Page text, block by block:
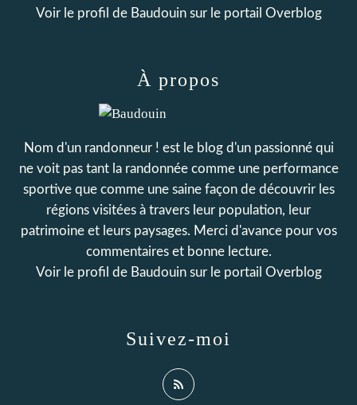
Voir le profil de Baudouinsur le portail Overblog
Suivez-moi
À propos
Nom d'un randonneur ! est le blog d'un passionné qui
ne voit pas tant la randonnée comme une performance
sportive que comme une saine façon de découvrir les
régions visitées à travers leur population, leur
patrimoine et leurs paysages. Merci d'avance pour vos
commentaires et bonne lecture.
Voir le profil de Baudouinsur le portail Overblog